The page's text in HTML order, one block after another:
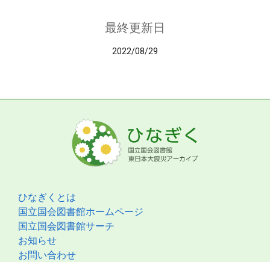
最終更新日
2022/08/29
ひなぎくとは
国立国会図書館ホームページ
国立国会図書館サーチ
お知らせ
お問い合わせ